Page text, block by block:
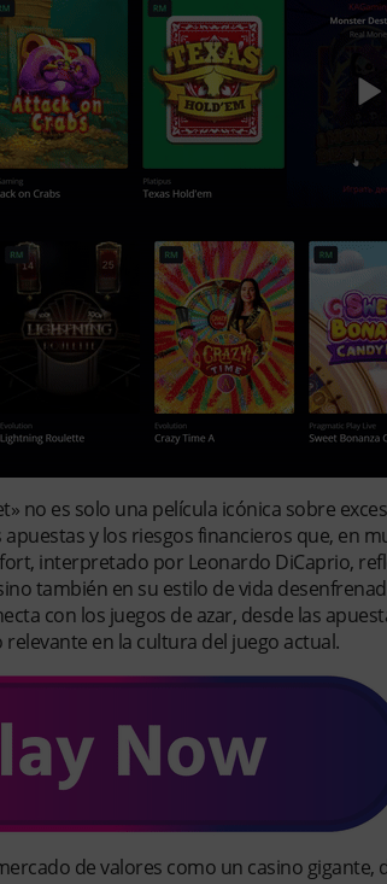
no es solo una película icónica sobre
y los riesgos financieros que, en
interpretado por Leonardo DiCaprio,
también en su estilo de vida
con los juegos de azar, desde las
en la cultura del juego actual.
de valores como un casino